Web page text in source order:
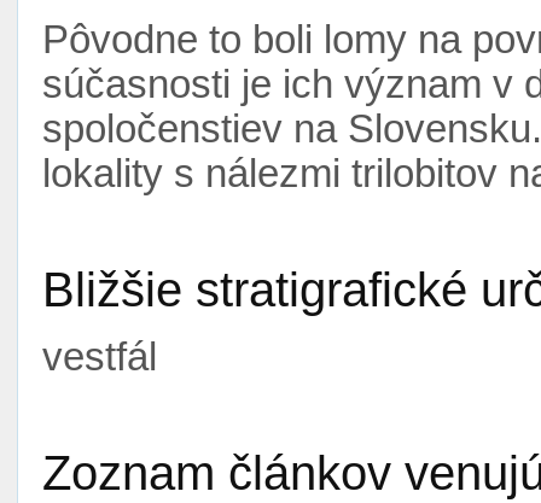
Pôvodne to boli lomy na
súčasnosti je ich význam v
spoločenstiev na
lokality s nálezmi trilobitov
Bližšie stratigrafické
vestfál
Zoznam článkov